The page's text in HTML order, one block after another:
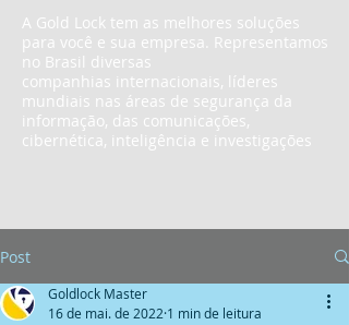
A Gold Lock tem as melhores soluções
para você e sua empresa. Representamos
no Brasil diversas
companhias internacionais, líderes
mundiais nas áreas de segurança da
informação, das comunicações,
cibernética, inteligência e investigações
Post
Goldlock Master
16 de mai. de 2022 1 min de leitura